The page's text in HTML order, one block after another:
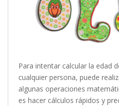
Para intentar calcular la edad
cualquier persona, puede
algunas operaciones
es hacer cálculos rápidos y